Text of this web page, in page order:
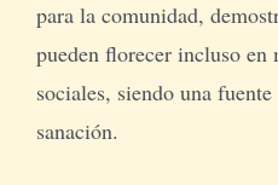
para la comunidad,
pueden florecer incluso
sociales, siendo una
sanación.